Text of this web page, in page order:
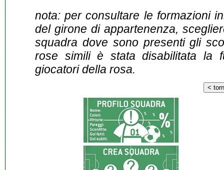
nota: per consultare le formazioni
del girone di appartenenza,
squadra dove sono presenti gli
rose simili è stata disabilitata la
giocatori della rosa.